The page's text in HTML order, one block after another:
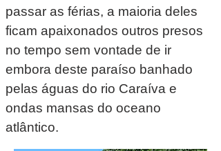
passar as férias, a maioria deles
ficam apaixonados outros presos
no tempo sem vontade de ir
embora deste paraíso banhado
pelas águas do rio Caraíva e
ondas mansas do oceano
atlântico.